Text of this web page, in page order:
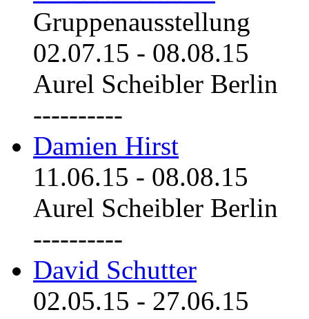
Gruppenausstellung
02.07.15 - 08.08.15
Aurel Scheibler Berlin
----------
Damien Hirst
11.06.15 - 08.08.15
Aurel Scheibler Berlin
----------
David Schutter
02.05.15 - 27.06.15